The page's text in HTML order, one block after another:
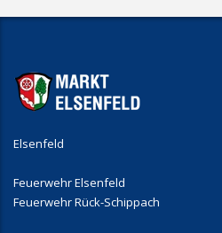
Elsenfeld
Feuerwehr Elsenfeld
Feuerwehr Rück-Schippach